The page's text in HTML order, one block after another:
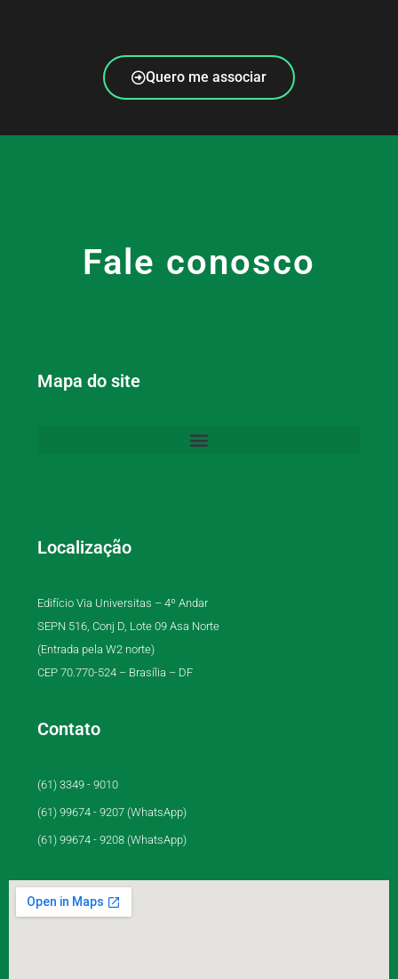
Quero me associar
Fale conosco
Mapa do site
Localização
Edifício Via Universitas – 4º Andar
SEPN 516, Conj D, Lote 09 Asa Norte
(Entrada pela W2 norte)
CEP 70.770-524 – Brasília – DF
Contato
(61) 3349 - 9010
(61) 99674 - 9207 (WhatsApp)
(61) 99674 - 9208 (WhatsApp)